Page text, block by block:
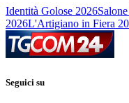
Identità Golose 2026
2026L'Artigiano in Fiera
Seguici su